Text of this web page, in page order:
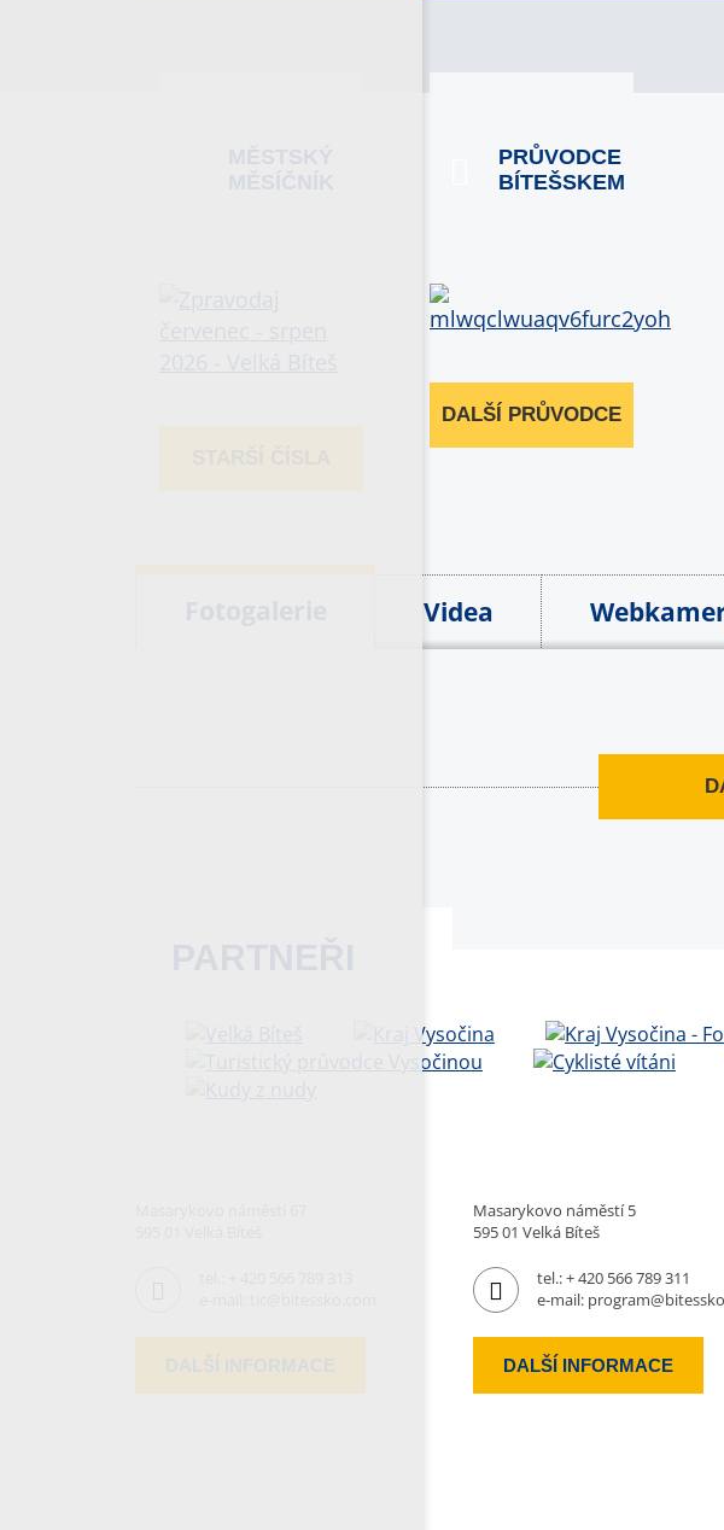
PRŮVODCE
BÍTEŠSKEM
DALŠÍ PRŮVODCE
Videa
Masarykovo náměstí 5
595 01 Velká Bíteš
tel.:+ 420 566 789 311
e-mail:
DALŠÍ INFORMACE